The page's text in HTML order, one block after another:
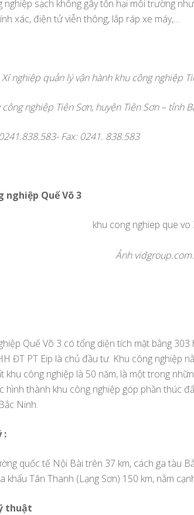
nghiệp sạch không gây tổn hại môi trường
xác, điện tử viễn thông, lắp ráp xe máy,…
nghiệp quản lý vận hành khu công nghiệp
nghiệp Tiên Sơn, huyện Tiên Sơn – tỉnh
Fax: 0241. 838.583
nghiệp Quế Võ 3
Ảnh
Quế Võ 3 có tổng diện tích mặt bằng
ĐT PT Eip là chủ đầu tư. Khu công nghiệp
khu công nghiệp là 50 năm, là một trong
hình thành khu công nghiệp góp phần thúc
Ninh.
:
quốc tế Nội Bài trên 37 km, cách ga tàu
khẩu Tân Thanh (Lạng Sơn) 150 km, nằm
thuật